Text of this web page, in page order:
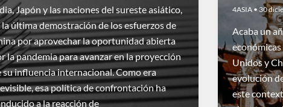
Japón y las naciones del sureste asiático,
la última demostración de los esfuerzos de
por aprovechar la oportunidad abierta
la pandemia para avanzar en la proyección
su influencia internacional. Como era
esa política de confrontación ha
a la reacción de
4ASIA • 30
Acaba un
Unidos y
evolución
este